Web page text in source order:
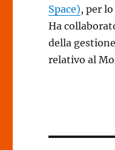
Space), per
Ha
della
relativo al